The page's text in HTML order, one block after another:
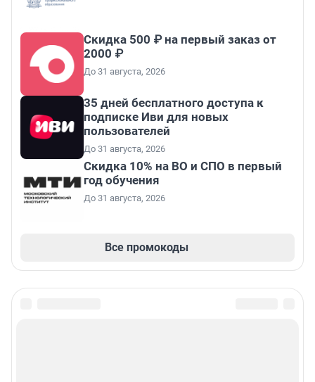
Скидка 500 ₽ на первый заказ от
2000 ₽
До 31 августа, 2026
35 дней бесплатного доступа к
подписке Иви для новых
пользователей
До 31 августа, 2026
Скидка 10% на ВО и СПО в первый
год обучения
До 31 августа, 2026
Все промокоды